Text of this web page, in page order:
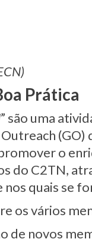
Prática
” são uma
(GO)
o
do C2TN,
quais se
os vários
de novos